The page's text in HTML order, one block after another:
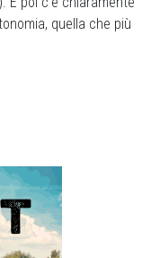
quella che più